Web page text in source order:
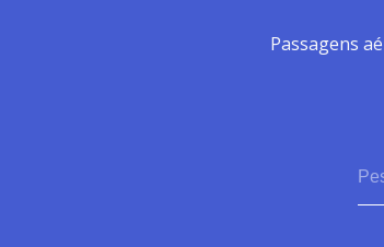
Passagens